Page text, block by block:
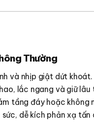
Thường
và nhịp giật dứt khoát.
lắc ngang và giữ
tầng đáy hoặc không
dễ kích phản xạ tấn